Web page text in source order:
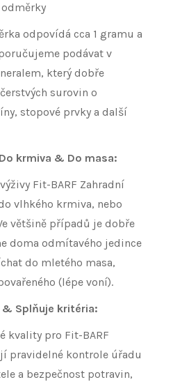
odpovídá cca 1 gramu a
podávat v
který dobře
surovin o
stopové prvky a další
krmiva & Do masa:
Fit-BARF Zahradní
vlhkého krmiva, nebo
většině případů je dobře
doma odmítavého jedince
do mletého masa,
(lépe voní).
Splňuje kritéria:
kvality pro Fit-BARF
pravidelné kontrole úřadu
a bezpečnost potravin,